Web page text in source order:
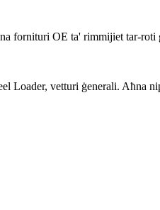
fornituri OE ta' rimmijiet tar-
Loader, vetturi ġenerali.